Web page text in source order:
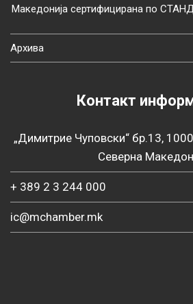
Македонија сертифицирана по
Архива
Контакт
„Димитрие Чуповски“ бр.13,
Северна
+ 389 2 3 244 000
ic@mchamber.mk